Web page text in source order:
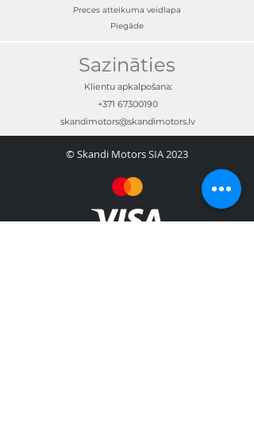
Preces atteikuma veidlapa
Piegāde
Sazināties
Klientu apkalpošana:
+371 67300190
skandimotors@skandimotors.lv
© Skandi Motors SIA 2023